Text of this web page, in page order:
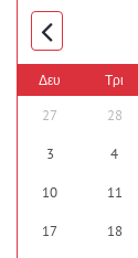
Δευ Τρι
27 28
3 4
10 11
17 18